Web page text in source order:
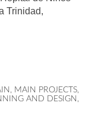
Trinidad,
, MAIN PROJECTS,
AND DESIGN ,